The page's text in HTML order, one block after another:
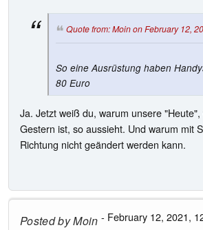
Quote from: Moin on February 12,
So eine Ausrüstung haben
80 Euro
Ja. Jetzt weiß du, warum unsere
Gestern ist, so aussieht. Und warum mit
Richtung nicht geändert werden kann.
Posted byMoin - February 12, 2021,